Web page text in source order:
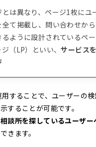
は異なり、ページ1枚にユ
て掲載し、問い合わせか
るように設計されているペ
（LP）といい、サービス
することで、ユーザーの
することが可能です。
談所を探しているユーザー
できます。